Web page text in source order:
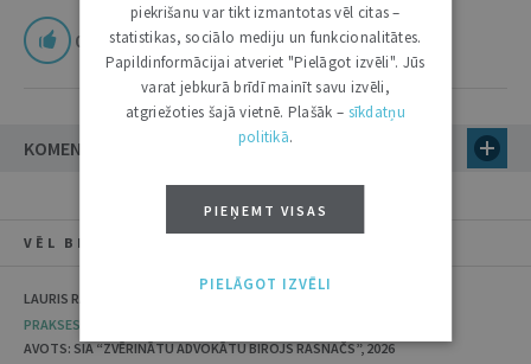
0
KOMENTĀRI
VĒL BIBLIOTĒKĀ
LAURIS RASNAČS
PRAKSES MATERIĀLI
AVOTS: SIA “ZVĒRINĀTU ADVOKĀTU BIROJS RASNAČS”, 2026
piekrišanu var tikt izmantotas vēl citas –
statistikas, sociālo mediju un funkcionalitātes.
Papildinformācijai atveriet "Pielāgot izvēli". Jūs
varat jebkurā brīdī mainīt savu izvēli,
atgriežoties šajā vietnē. Plašāk – sīkdatņu
politikā.
PIEŅEMT VISAS
PIELĀGOT IZVĒLI